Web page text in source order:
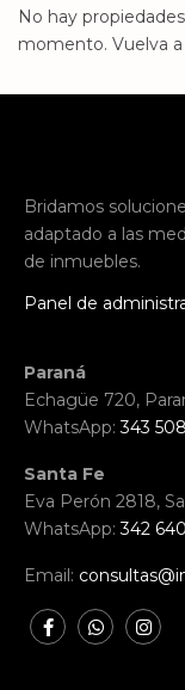
No hay
momento. Vuelva
Bridamos
adaptado a las
de inmuebles.
Panel de
Paraná
Echagüe 720,
WhatsApp:343
Santa Fe
Eva Perón 2818,
WhatsApp:342
Email: